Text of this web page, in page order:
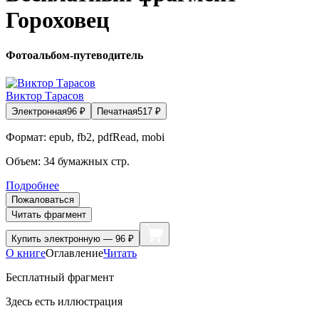
Гороховец
Фотоальбом-путеводитель
Виктор Тарасов
Электронная96 ₽ Печатная517 ₽
Формат: epub, fb2, pdfRead, mobi
Объем: 34 бумажных стр.
Подробнее
Пожаловаться
Читать фрагмент
Купить электронную — 96 ₽
О книгеОглавлениеЧитать
Бесплатный фрагмент
Здесь есть иллюстрация